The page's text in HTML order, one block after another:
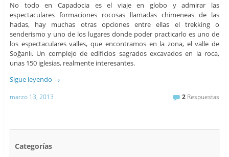
No todo en Capadocia es el viaje en globo y admirar las
espectaculares formaciones rocosas llamadas chimeneas de las
hadas, hay muchas otras opciones entre ellas el trekking o
senderismo y uno de los lugares donde poder practicarlo es uno de
los espectaculares valles, que encontramos en la zona, el valle de
Soğanlı. Un complejo de edificios sagrados excavados en la roca,
unas 150 iglesias, realmente interesantes.
Sigue leyendo →
marzo 13, 2013 2 Respuestas
Categorías